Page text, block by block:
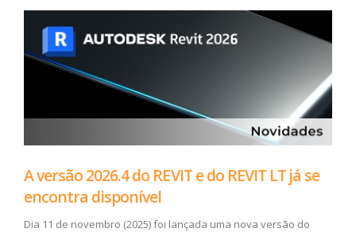
A versão 2026.4 do REVIT e do REVIT LT já se
encontra disponível
Dia 11 de novembro (2025) foi lançada uma nova versão do